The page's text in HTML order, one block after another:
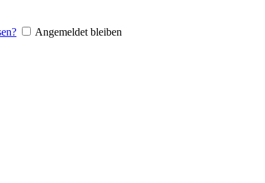
Angemeldet bleiben